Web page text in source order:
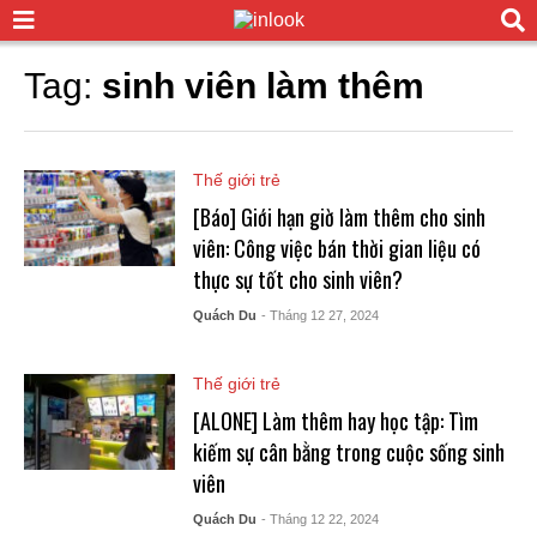
Tag: sinh viên làm thêm
Thế giới trẻ
[Báo] Giới hạn giờ làm thêm cho sinh
viên: Công việc bán thời gian liệu có
thực sự tốt cho sinh viên?
Quách Du - Tháng 12 27, 2024
Thế giới trẻ
[ALONE] Làm thêm hay học tập: Tìm
kiếm sự cân bằng trong cuộc sống sinh
viên
Quách Du - Tháng 12 22, 2024